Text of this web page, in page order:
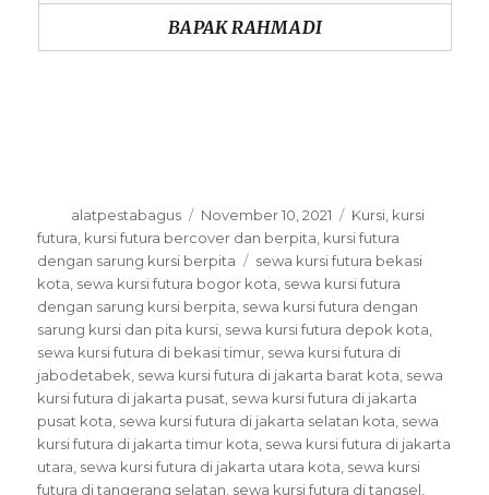
BAPAK RAHMADI
Author
alatpestabagus
Posted
on
November 10, 2021 Categories
Kursi, kursi
futura, kursi futura bercover dan berpita, kursi futura
dengan sarung kursi berpita
Tags
sewa kursi futura bekasi
kota, sewa kursi futura bogor kota, sewa kursi futura
dengan sarung kursi berpita, sewa kursi futura dengan
sarung kursi dan pita kursi, sewa kursi futura depok kota,
sewa kursi futura di bekasi timur, sewa kursi futura di
jabodetabek, sewa kursi futura di jakarta barat kota, sewa
kursi futura di jakarta pusat, sewa kursi futura di jakarta
pusat kota, sewa kursi futura di jakarta selatan kota, sewa
kursi futura di jakarta timur kota, sewa kursi futura di jakarta
utara, sewa kursi futura di jakarta utara kota, sewa kursi
futura di tangerang selatan, sewa kursi futura di tangsel,